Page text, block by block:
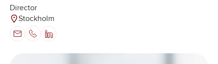
Director
Stockholm